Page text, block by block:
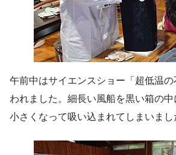
午前中はサイエンスショー「超低温
われました。細長い風船を黒い箱の
小さくなって吸い込まれてしまいまし